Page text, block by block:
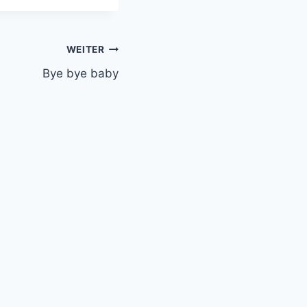
WEITER
Bye bye baby